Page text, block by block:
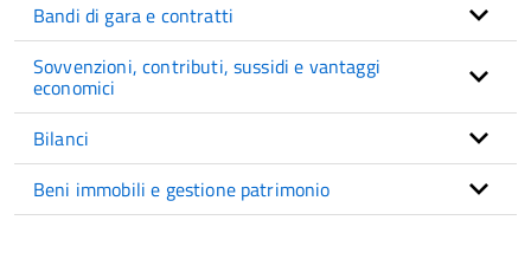
Bandi di gara e contratti
Sovvenzioni, contributi, sussidi e vantaggi
economici
Bilanci
Beni immobili e gestione patrimonio